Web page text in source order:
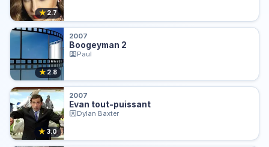
★2.7
★2.8
2007
Boogeyman 2
Paul
★3.0
2007
Evan tout-puissant
Dylan Baxter